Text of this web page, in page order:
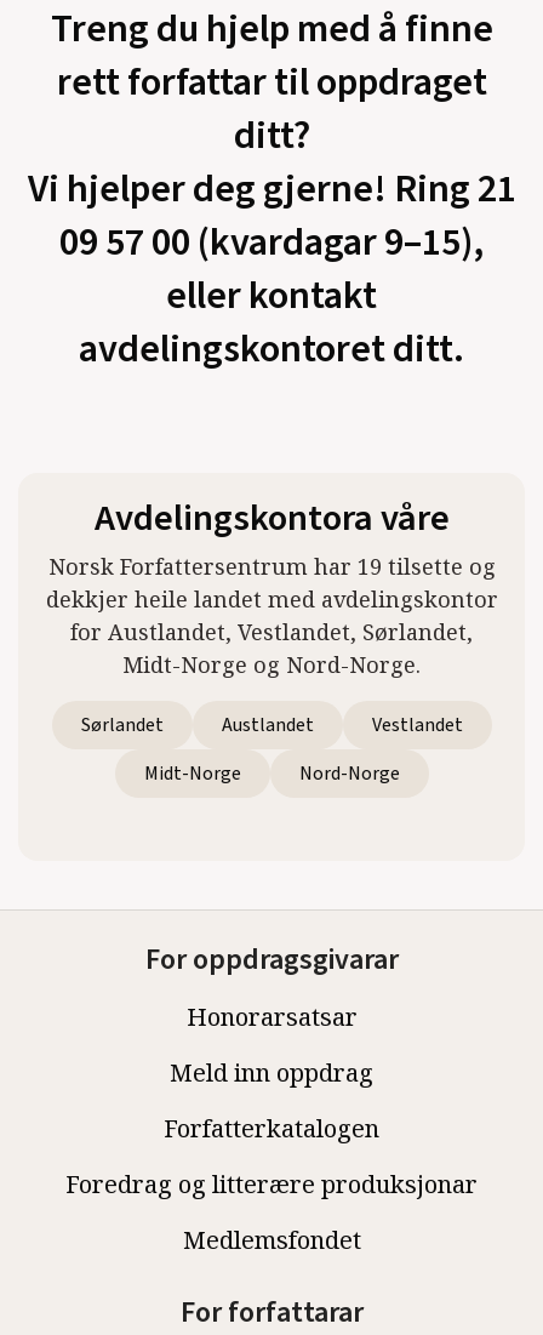
Treng du hjelp med å finne
rett forfattar til oppdraget
ditt?
Vi hjelper deg gjerne! Ring 21
09 57 00 (kvardagar 9–15),
eller kontakt
avdelingskontoret ditt.
Avdelingskontora våre
Norsk Forfattersentrum har 19 tilsette og
dekkjer heile landet med avdelingskontor
for Austlandet, Vestlandet, Sørlandet,
Midt-Norge og Nord-Norge.
Sørlandet Austlandet
Vestlandet
Midt-Norge
Nord-Norge
For oppdragsgivarar
Honorarsatsar
Meld inn oppdrag
Forfatterkatalogen
Foredrag og litterære produksjonar
Medlemsfondet
For forfattarar